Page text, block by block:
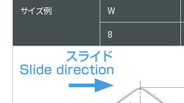
サイズ例 W
8